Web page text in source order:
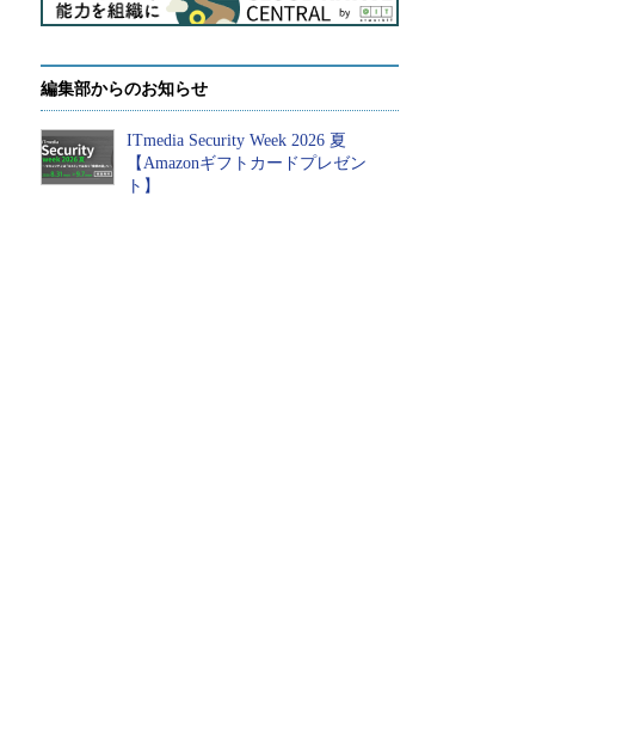
編集部からのお知らせ
ITmedia Security Week 2026 夏
【Amazonギフトカードプレゼン
ト】